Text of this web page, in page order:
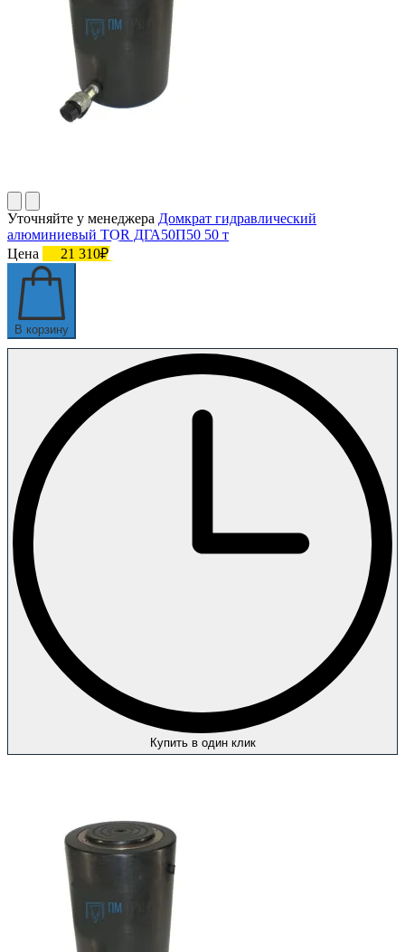
Уточняйте у менеджера Домкрат гидравлический
алюминиевый TOR ДГА50П50 50 т
Цена
21 310₽
В корзину
Купить в один клик